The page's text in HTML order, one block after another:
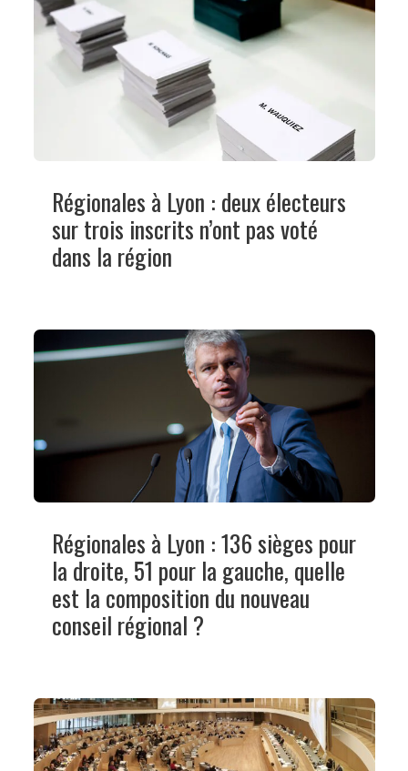
Régionales à Lyon : deux électeurs
sur trois inscrits n’ont pas voté
dans la région
Régionales à Lyon : 136 sièges pour
la droite, 51 pour la gauche, quelle
est la composition du nouveau
conseil régional ?